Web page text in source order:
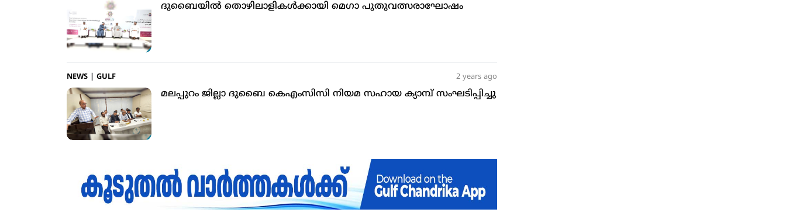
ദുബൈയില്‍ തൊഴിലാളികള്‍ക്കായി മെഗാ പുതുവത്സരാഘോഷം
NEWS GULF 2 years ago
മലപ്പുറം ജില്ലാ ദുബൈ കെഎംസിസി നിയമ സഹായ ക്യാമ്പ് സംഘടിപ്പിച്ചു